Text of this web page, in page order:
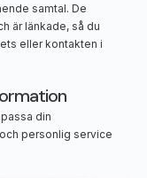
samtal. De
är länkade, så du
eller kontakten i
din
personlig service